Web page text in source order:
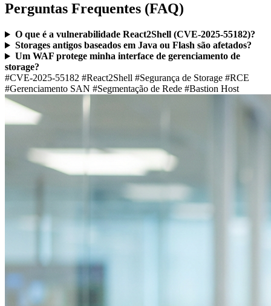
Perguntas Frequentes (FAQ)
O que é a vulnerabilidade React2Shell (CVE-2025-55182)?
Storages antigos baseados em Java ou Flash são afetados?
Um WAF protege minha interface de gerenciamento de
storage?
#CVE-2025-55182 #React2Shell #Segurança de Storage #RCE
#Gerenciamento SAN #Segmentação de Rede #Bastion Host